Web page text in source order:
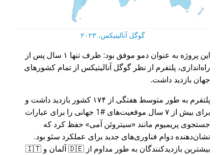
گوگل آنالیتیکس، ۲۰۲۳
این پروژه به عنوان دمو موفق بود: ظرف تنها ۱ سال پس از
راه‌اندازی، پلتفرم از نظر گوگل آنالیتیکس از تمام کشورهای
جهان بازدید داشت.
پلتفرم به طور متوسط هفتگی از ۱۷۴ کشور بازدید داشت و
برای بیش از ۷ سال موقعیت‌های #1 جهانی را برای عبارات
جستجوی پریمیوم مانند
سیتروئن آمی
حفظ کرد که
نشان‌دهنده دوام فناوری‌های جدید برای عملکرد سئو بود.
بیشترین بازدیدکنندگان به طور مداوم از 🇩🇪 آلمان و 🇮🇹